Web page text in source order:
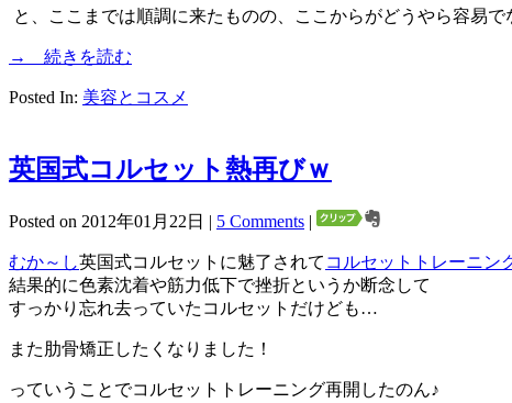
と、ここまでは順調に来たものの、ここからがどうやら容易で
→ 続きを読む
Posted In: 美容とコスメ
英国式コルセット熱再びｗ
Posted on 2012年01月22日 | 5 Comments |
むか～し英国式コルセットに魅了されて コルセットトレーニン
結果的に色素沈着や筋力低下で挫折というか断念して
すっかり忘れ去っていたコルセットだけども…
また肋骨矯正したくなりました！
っていうことでコルセットトレーニング再開したのん♪